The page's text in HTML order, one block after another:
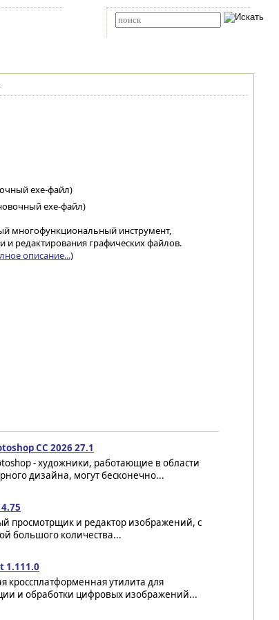
exe-файл)
exe-файл)
многофункциональный инструмент,
и редактирования графических файлов.
описание...)
CC 2026 27.1
- художники, работающие в области
дизайна, могут бесконечно...
просмотрщик и редактор изображений, с
большого количества...
1.111.0
кроссплатформенная утилита для
и обработки цифровых изображений...